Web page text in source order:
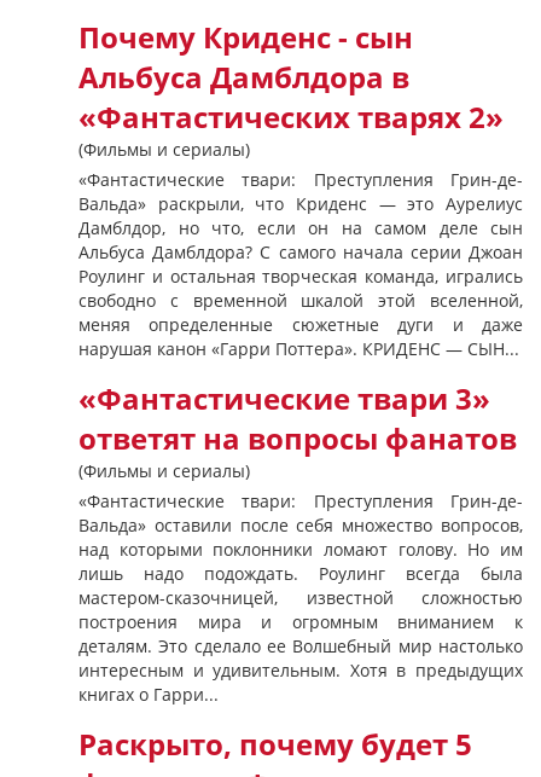
Почему Криденс - сын
Альбуса Дамблдора в
«Фантастических тварях 2»
(Фильмы и сериалы)
«Фантастические твари: Преступления Грин-де-
Вальда» раскрыли, что Криденс — это Аурелиус
Дамблдор, но что, если он на самом деле сын
Альбуса Дамблдора? С самого начала серии Джоан
Роулинг и остальная творческая команда, игрались
свободно с временной шкалой этой вселенной,
меняя определенные сюжетные дуги и даже
нарушая канон «Гарри Поттера». КРИДЕНС — СЫН...
«Фантастические твари 3»
ответят на вопросы фанатов
(Фильмы и сериалы)
«Фантастические твари: Преступления Грин-де-
Вальда» оставили после себя множество вопросов,
над которыми поклонники ломают голову. Но им
лишь надо подождать. Роулинг всегда была
мастером-сказочницей, известной сложностью
построения мира и огромным вниманием к
деталям. Это сделало ее Волшебный мир настолько
интересным и удивительным. Хотя в предыдущих
книгах о Гарри...
Раскрыто, почему будет 5